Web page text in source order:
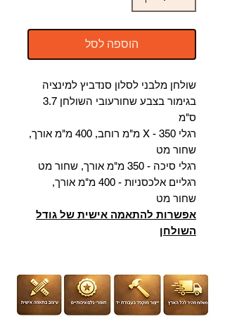
הוספה לסל
שולחן מלבני לסלון סנדביץ למינציה
בגימור בצבע שחור
עובי השולחן 3.7
ס"מ
רגלי X - 350 מ"מ רוחב, 400 מ"מ אורך,
שחור מט
רגלי סיכה - 350 מ"מ אורך, שחור מט
רגליים אלכסניות - 400 מ"מ אורך,
שחור מט
אפשרות להתאמה אישית של גודל
השולחן